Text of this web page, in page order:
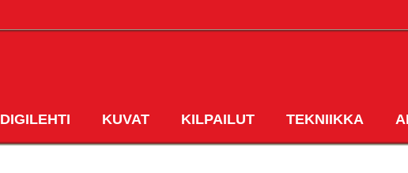
DIGILEHTI KUVAT KILPAILUT TEKNIIKKA